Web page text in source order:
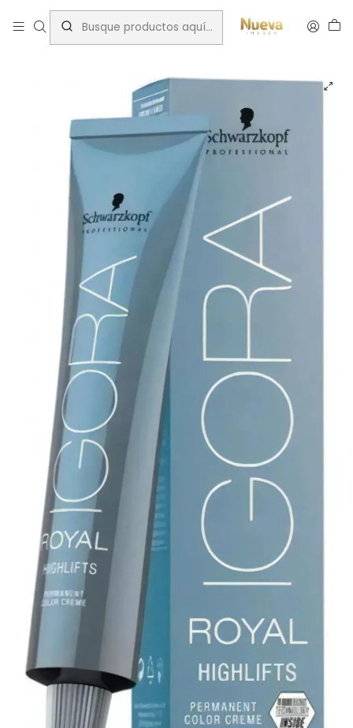
Inicio Tintes por Marca Igora Royal Super aclarante
IGORA 60ML SUPER ACLARANTE NATURAL 12-0